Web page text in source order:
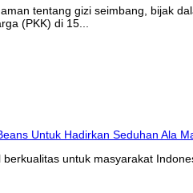
tentang gizi seimbang, bijak
(PKK) di 15...
untuk masyarakat